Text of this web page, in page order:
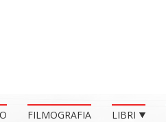
FILMOGRAFIA LIBRI